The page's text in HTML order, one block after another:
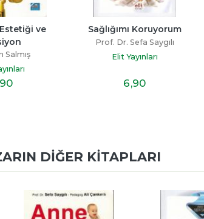
ve
Salmış
Sağlığımı Koruyorum
Prof. Dr. Sefa Saygılı
Elit Yayınları
6,90
DIĞER KITAPLARI